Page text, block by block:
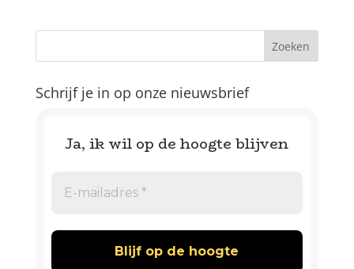
Schrijf je in op onze nieuwsbrief
Ja, ik wil op de hoogte blijven